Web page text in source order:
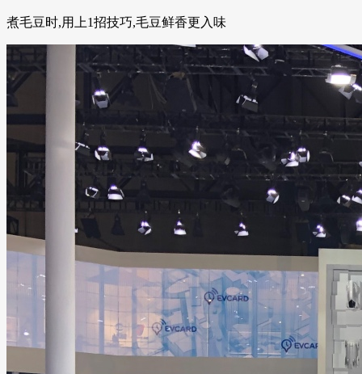
煮毛豆时,用上1招技巧,毛豆鲜香更入味